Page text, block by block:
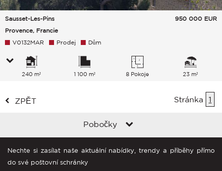
Sausset-Les-Pins
Provence, Francie
950 000 EUR
V0132MAR Prodej Dům
240 m² 1 100 m² 8 Pokoje 23 m²
ZPĚT Stránka 1
Pobočky
Nechte si zasílat naše aktuální nabídky, trendy a příběhy přímo
do své poštovní schránky